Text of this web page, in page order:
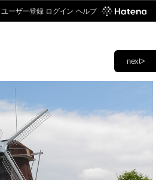
ユーザー登録 ログイン ヘルプ
next>